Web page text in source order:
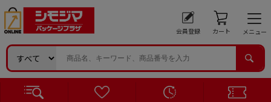
会員登録 カート メニュー